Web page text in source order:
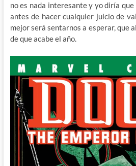
no es nada interesante y yo diría
antes de hacer cualquier juicio de
mejor será sentarnos a esperar, que
de que acabe el año.